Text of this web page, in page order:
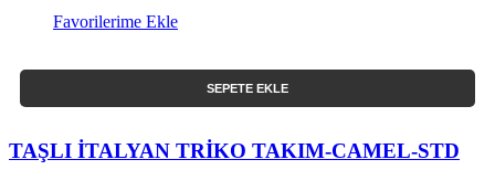
Favorilerime Ekle
SEPETE EKLE
TAŞLI İTALYAN TRİKO TAKIM-CAMEL-STD